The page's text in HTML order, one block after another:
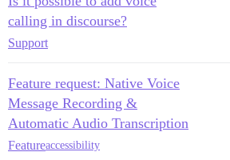
calling in discourse?
Support
Feature request: Native Voice
Message Recording &
Automatic Audio Transcription
Featureaccessibility